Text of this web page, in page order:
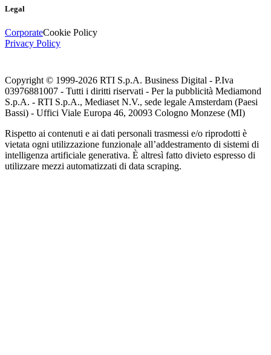
Legal
CorporateCookie Policy
Privacy Policy
Copyright © 1999-2026 RTI S.p.A. Business Digital - P.Iva
03976881007 - Tutti i diritti riservati - Per la pubblicità Mediamond
S.p.A. - RTI S.p.A., Mediaset N.V., sede legale Amsterdam (Paesi
Bassi) - Uffici Viale Europa 46, 20093 Cologno Monzese (MI)
Rispetto ai contenuti e ai dati personali trasmessi e/o riprodotti è
vietata ogni utilizzazione funzionale all’addestramento di sistemi di
intelligenza artificiale generativa. È altresì fatto divieto espresso di
utilizzare mezzi automatizzati di data scraping.